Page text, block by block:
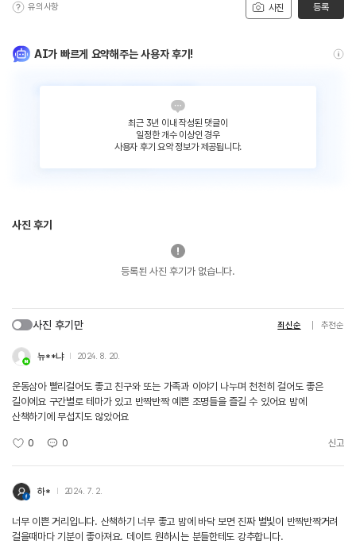
사진
유의사항 등록
AI가 빠르게 요약해주는 사용자 후기!
최근 3년 이내 작성된 댓글이
일정한 개수 이상인 경우
사용자 후기 요약 정보가 제공됩니다.
사진 후기
등록된 사진 후기가 없습니다.
사진 후기만 최신순 추천순
뉴**냐 2024. 8. 20.
운동삼아 빨리걸어도 좋고 친구와 또는 가족과 이야기 나누며 천천히 걸어도 좋은
길이에요 구간별로 테마가 있고 반짝반짝 예쁜 조명들을 즐길 수 있어요 밤에
산책하기에 무섭지도 않았어요
0 0 신고
하* 2024. 7. 2.
너무 이쁜 거리입니다. 산책하기 너무 좋고 밤에 바닥 보면 진짜 별빛이 반짝반짝거려
걸을때마다 기분이 좋아져요. 데이트 원하시는 분들한테도 강추합니다.